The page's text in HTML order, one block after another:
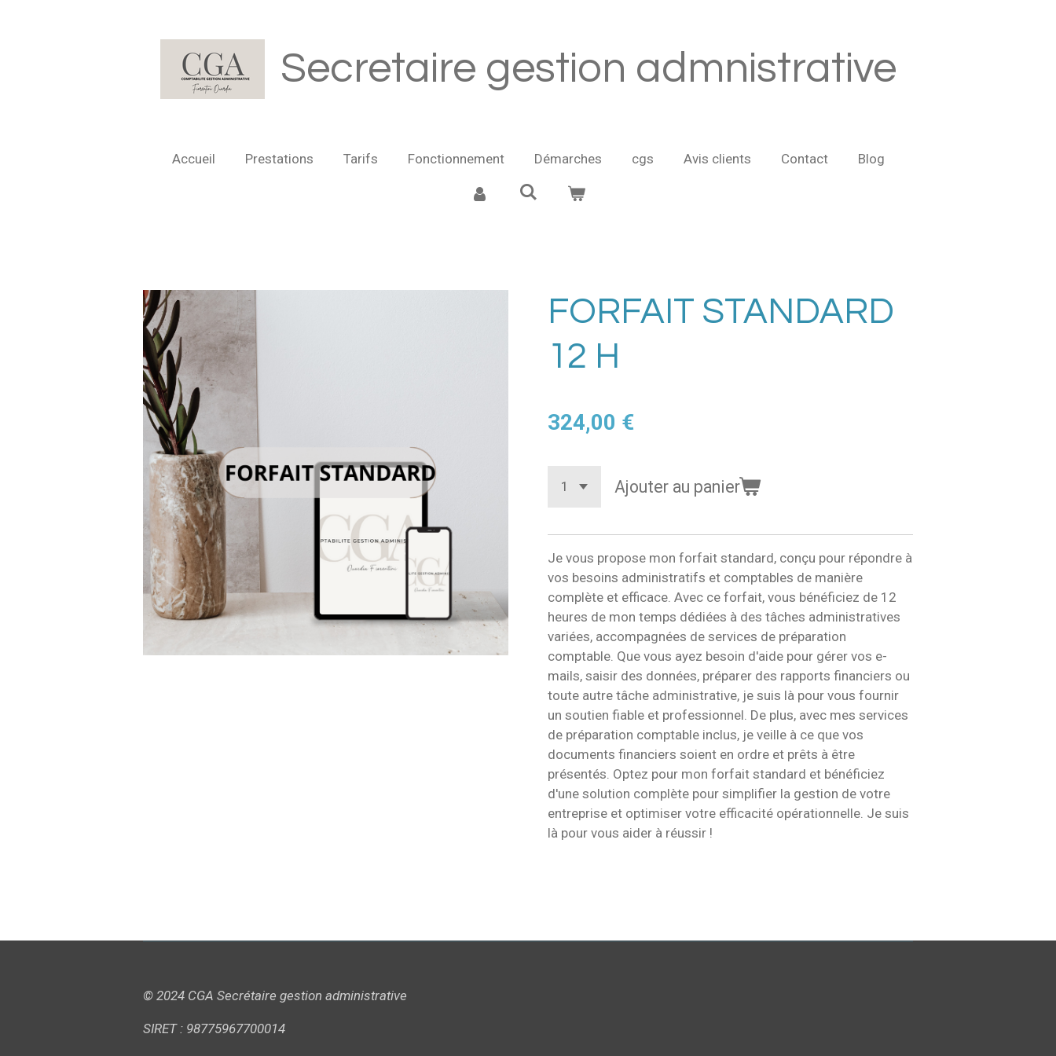
Secretaire gestion admnistrative
Accueil Prestations Tarifs Fonctionnement Démarches cgs Avis clients Contact Blog
FORFAIT STANDARD
12 H
324,00 €
Ajouter au panier
Je vous propose mon forfait standard, conçu pour répondre à
vos besoins administratifs et comptables de manière
complète et efficace. Avec ce forfait, vous bénéficiez de 12
heures de mon temps dédiées à des tâches administratives
variées, accompagnées de services de préparation
comptable. Que vous ayez besoin d'aide pour gérer vos e-
mails, saisir des données, préparer des rapports financiers ou
toute autre tâche administrative, je suis là pour vous fournir
un soutien fiable et professionnel. De plus, avec mes services
de préparation comptable inclus, je veille à ce que vos
documents financiers soient en ordre et prêts à être
présentés. Optez pour mon forfait standard et bénéficiez
d'une solution complète pour simplifier la gestion de votre
entreprise et optimiser votre efficacité opérationnelle. Je suis
là pour vous aider à réussir !
© 2024 CGA Secrétaire gestion administrative
SIRET : 98775967700014